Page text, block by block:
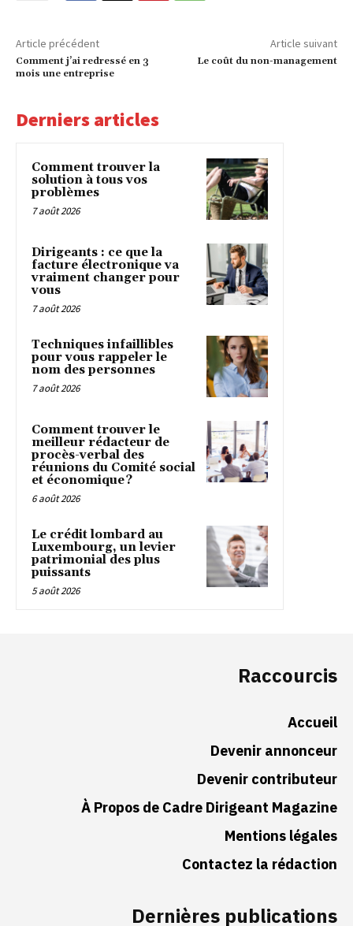
Article précédent
Comment j’ai redressé en 3
mois une entreprise
Article suivant
Le coût du non-management
Derniers articles
Comment trouver la
solution à tous vos
problèmes
7 août 2026
Dirigeants : ce que la
facture électronique va
vraiment changer pour
vous
7 août 2026
Techniques infaillibles
pour vous rappeler le
nom des personnes
7 août 2026
Comment trouver le
meilleur rédacteur de
procès-verbal des
réunions du Comité social
et économique ?
6 août 2026
Le crédit lombard au
Luxembourg, un levier
patrimonial des plus
puissants
5 août 2026
Raccourcis
Accueil
Devenir annonceur
Devenir contributeur
À Propos de Cadre Dirigeant Magazine
Mentions légales
Contactez la rédaction
Dernières publications